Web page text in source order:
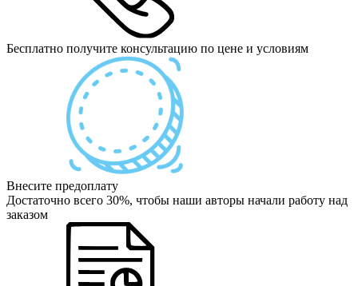
Бесплатно получите консультацию по цене и условиям
Внесите предоплату
Достаточно всего 30%, чтобы наши авторы начали работу над
заказом